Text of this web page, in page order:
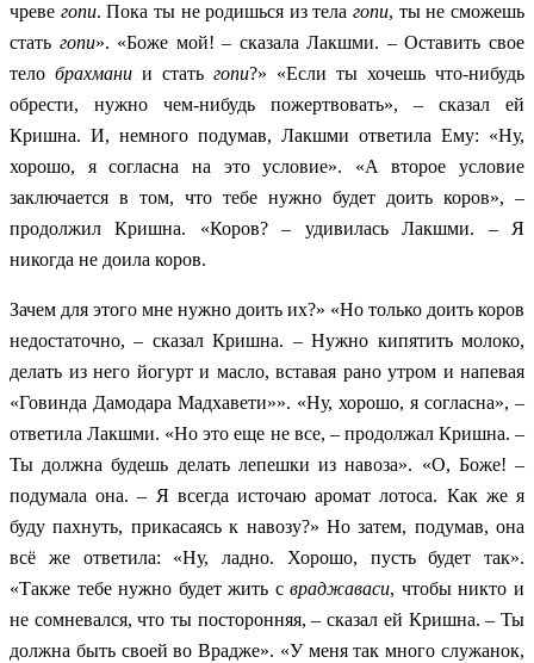
чреве гопи. Пока ты не родишься из телагопи, ты не сможешь
стать гопи». «Боже мой! – сказала Лакшми. – Оставить свое
тело брахмани и стать гопи?» «Если ты хочешь что-нибудь
обрести, нужно чем-нибудь пожертвовать», – сказал ей
Кришна. И, немного подумав, Лакшми ответила Ему: «Ну,
хорошо, я согласна на это условие». «А второе условие
заключается в том, что тебе нужно будет доить коров», –
продолжил Кришна. «Коров? – удивилась Лакшми. – Я
никогда не доила коров.
Зачем для этого мне нужно доить их?» «Но только доить коров
недостаточно, – сказал Кришна. –Нужно кипятить молоко,
делать из него йогурт и масло, вставая рано утром и напевая
«Говинда Дамодара Мадхавети»». «Ну, хорошо, я согласна», –
ответила Лакшми. «Но это еще не все, – продолжал Кришна. –
Ты должна будешь делать лепешки из навоза». «О, Боже! –
подумала она. – Я всегда источаю аромат лотоса. Как же я
буду пахнуть, прикасаясь к навозу?» Но затем, подумав, она
всё же ответила: «Ну, ладно. Хорошо, пусть будет так».
«Также тебе нужно будет жить свраджаваси, чтобы никто и
не сомневался, что ты посторонняя, – сказал ей Кришна. – Ты
должна быть своей во Врадже». «У меня так много служанок,